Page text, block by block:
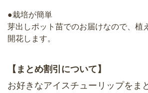
●栽培が簡単
芽出しポット苗でのお届けなので、植
開花します。
【まとめ割引について】
お好きなアイスチューリップをま